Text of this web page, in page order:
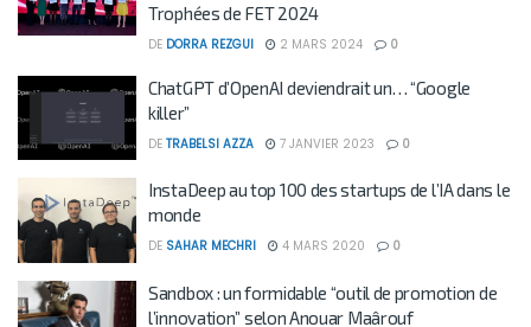
Trophées de FET 2024
DE DORRA REZGUI 2 MARS 2024 0
ChatGPT d’OpenAI deviendrait un… “Google
killer”
DE TRABELSI AZZA 7 JANVIER 2023 0
InstaDeep au top 100 des startups de l’IA dans le
monde
DE SAHAR MECHRI 4 MARS 2020 0
Sandbox : un formidable “outil de promotion de
l’innovation” selon Anouar Maârouf